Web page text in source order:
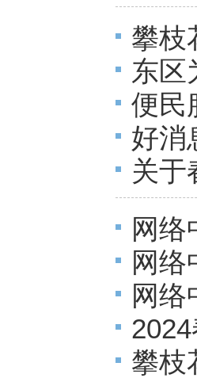
告
攀枝
婚登
东区
便民
好消
窗口
关于
公告
网络
更的
网络
交给
网络
旅活
攀枝